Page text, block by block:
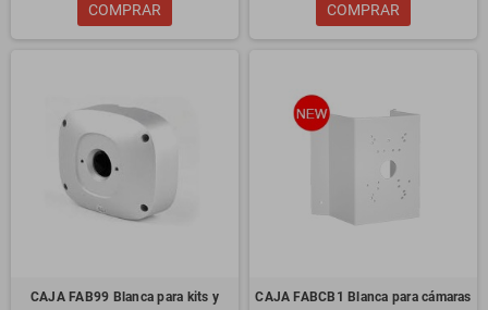
COMPRAR COMPRAR
CAJA FAB99 Blanca para kits y
CAJA FABCB1 Blanca para cámaras